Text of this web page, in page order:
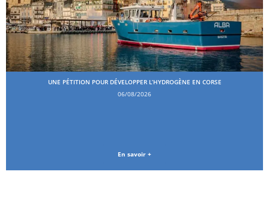
UNE PÉTITION POUR DÉVELOPPER L’HYDROGÈNE EN CORSE
06/08/2026
En savoir +